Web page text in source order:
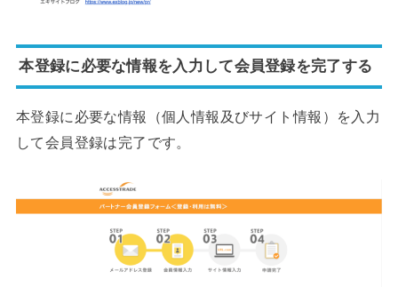
本登録に必要な情報を入力して会員登録を完了する
本登録に必要な情報（個人情報及びサイト情報）を入力
して会員登録は完了です。